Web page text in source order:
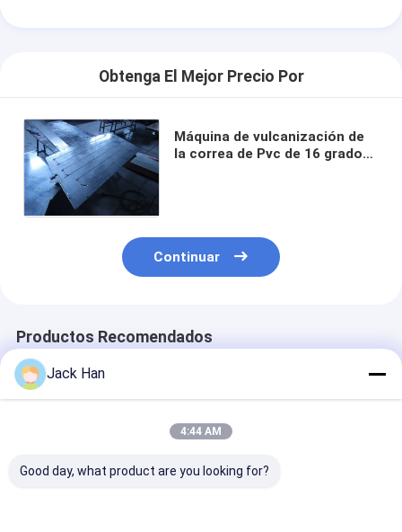
Obtenga El Mejor Precio Por
Máquina de vulcanización de
la correa de Pvc de 16 grados,
Continuar
Productos Recomendados
Jack Han
4:44 AM
Good day, what product are you looking for?